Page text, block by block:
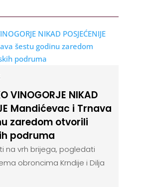
VINOGORJE NIKAD
Mandićevac i Trnava
zaredom otvorili
podruma
na vrh brijega, pogledati
obroncima Krndije i Dilja